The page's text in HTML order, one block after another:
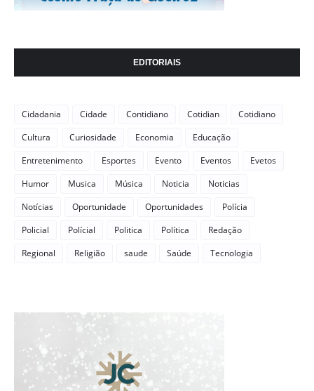
EDITORIAIS
Cidadania Cidade Contidiano Cotidian
Cotidiano
Cultura
Curiosidade Economia
Educação
Entretenimento
Esportes Evento Eventos
Evetos
Humor
Musica Música Noticia
Noticias
Notícias
Oportunidade Oportunidades
Polícia
Policial
Polícial Politica Política
Redação
Regional
Religião saude Saúde Tecnologia